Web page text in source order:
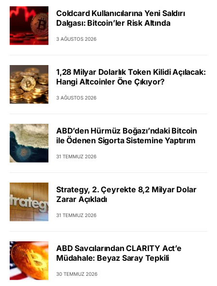
Coldcard Kullanıcılarına Yeni Saldırı
Dalgası: Bitcoin’ler Risk Altında
3 AĞUSTOS 2026
1,28 Milyar Dolarlık Token Kilidi Açılacak:
Hangi Altcoinler Öne Çıkıyor?
3 AĞUSTOS 2026
ABD’den Hürmüz Boğazı’ndaki Bitcoin
ile Ödenen Sigorta Sistemine Yaptırım
31 TEMMUZ 2026
Strategy, 2. Çeyrekte 8,2 Milyar Dolar
Zarar Açıkladı
31 TEMMUZ 2026
ABD Savcılarından CLARITY Act’e
Müdahale: Beyaz Saray Tepkili
30 TEMMUZ 2026